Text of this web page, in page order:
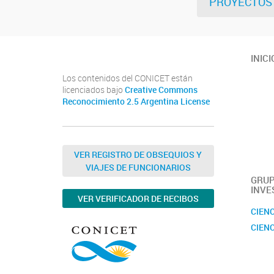
Los contenidos del CONICET están
licenciados bajo Creative Commons
Reconocimiento 2.5 Argentina License
VER REGISTRO DE OBSEQUIOS Y
VIAJES DE FUNCIONARIOS
VER VERIFICADOR DE RECIBOS